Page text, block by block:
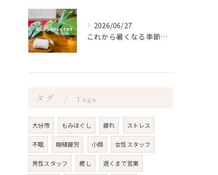
2026/06/27
これから暑くなる季節になるので、もみほぐし亭ではご来店のお客...
タグ Tags
大分市 もみほぐし 疲れ ストレス
不眠 眼精疲労 小顔 女性スタッフ
男性スタッフ 癒し 遅くまで営業